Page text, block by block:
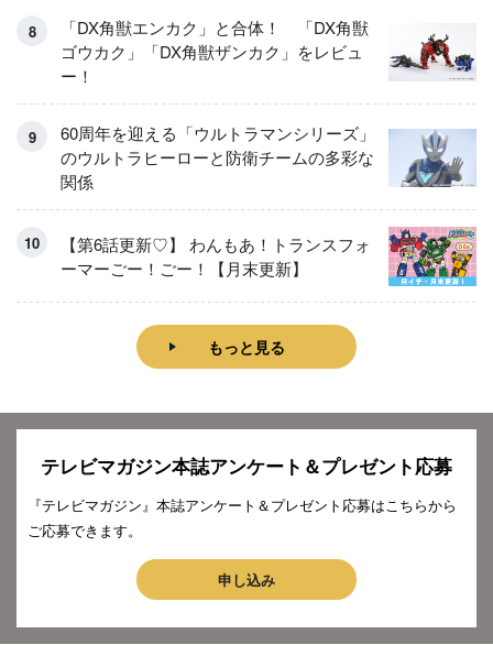
「DX角獣エンカク」と合体！ 「DX角獣
ゴウカク」「DX角獣ザンカク」をレビュ
ー！
60周年を迎える「ウルトラマンシリーズ」
のウルトラヒーローと防衛チームの多彩な
関係
【第6話更新♡】 わんもあ！トランスフォ
ーマーごー！ごー！【月末更新】
もっと見る
テレビマガジン本誌アンケート＆プレゼント応募
『テレビマガジン』本誌アンケート＆プレゼント応募はこちらから
ご応募できます。
申し込み